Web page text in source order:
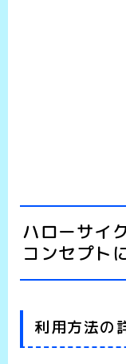
ハローサイ
コンセプト
利用方法の